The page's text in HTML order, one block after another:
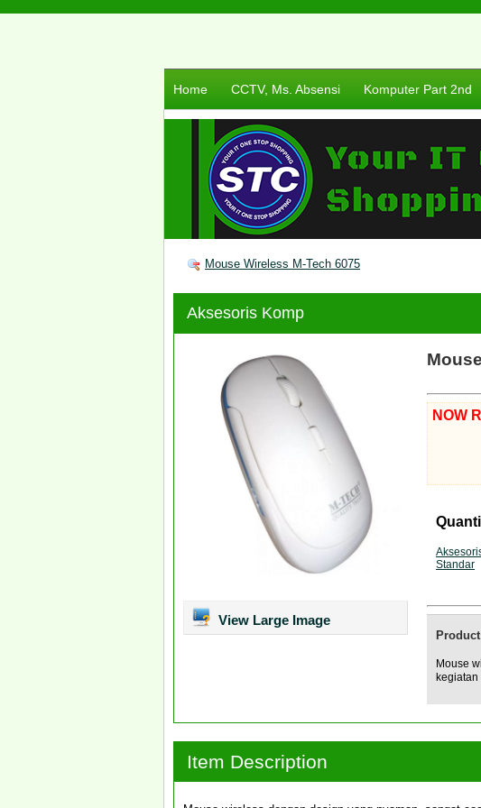
Home CCTV, Ms. Absensi Komputer Part 2nd
Mouse Wireless M-Tech 6075
Aksesoris Komp
View Large Image
NOW
Standar
Mouse
Item Description